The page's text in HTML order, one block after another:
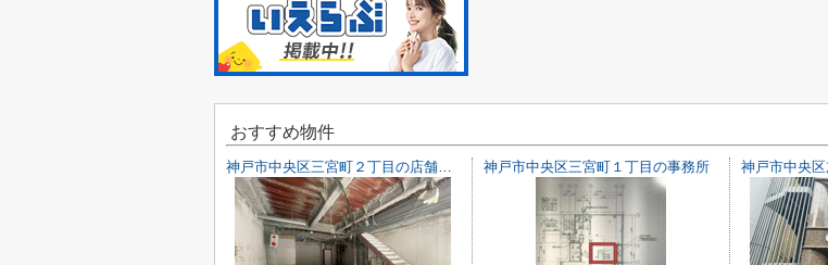
おすすめ物件
神戸市中央区三宮町２丁目の店舗一部 神戸市中央区三宮町１丁目の事務所